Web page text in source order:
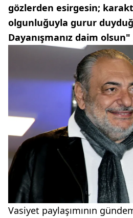
gözlerden esirgesin;
olgunluğuyla gurur
Dayanışmanız daim olsun"
Vasiyet paylaşımının